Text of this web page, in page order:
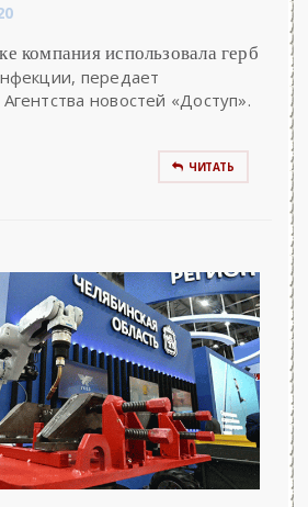
компания использовала герб
передает
новостей «Доступ».
ЧИТАТЬ